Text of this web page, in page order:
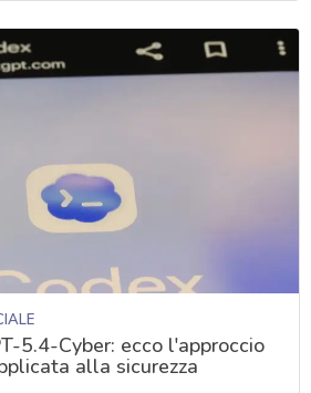
5.4-Cyber: ecco l'approccio
alla sicurezza